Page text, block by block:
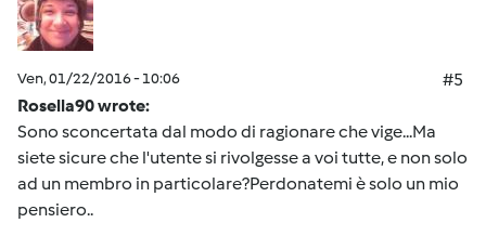
Ven, 01/22/2016 - 10:06
#5
Rosella90 wrote:
Sono sconcertata dal modo di ragionare che vige...Ma
siete sicure che l'utente si rivolgesse a voi tutte, e non solo
ad un membro in particolare?Perdonatemi è solo un mio
pensiero..